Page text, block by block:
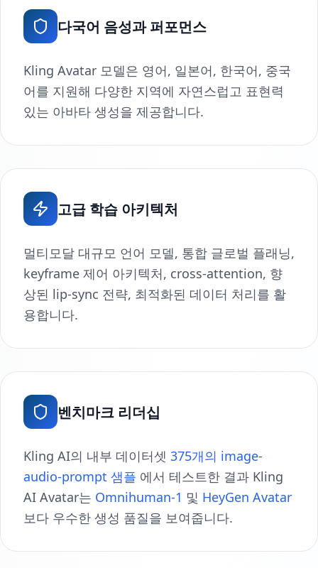
다국어 음성과 퍼포먼스
Kling Avatar 모델은 영어, 일본어, 한국어, 중국
어를 지원해 다양한 지역에 자연스럽고 표현력
있는 아바타 생성을 제공합니다.
고급 학습 아키텍처
멀티모달 대규모 언어 모델, 통합 글로벌 플래닝,
keyframe 제어 아키텍처, cross-attention, 향
상된 lip-sync 전략, 최적화된 데이터 처리를 활
용합니다.
벤치마크 리더십
Kling AI의 내부 데이터셋 375개의 image-
audio-prompt 샘플 에서 테스트한 결과 Kling
AI Avatar는 Omnihuman-1 및 HeyGen Avatar
보다 우수한 생성 품질을 보여줍니다.